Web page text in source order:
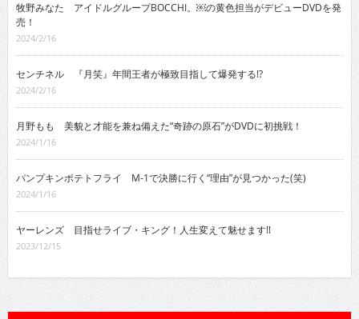
牧野みなた アイドルグループBOCCHI。￼の黄色担当がデビューDVDを発
売！
2024/2/16
センチネル 『月笑』年間王者が極致目指して爆発する!?
2024/2/16
月野もも 美貌と才能を兼ね備えた“奇跡の原石”がDVDに初挑戦！
2024/1/16
パンプキンポテトフライ M-1で決勝に行く“理由”が見つかった(笑)
2024/1/16
ヤーレンズ 目指せライブ・キング！人生変えて魅せます!!
2023/12/15